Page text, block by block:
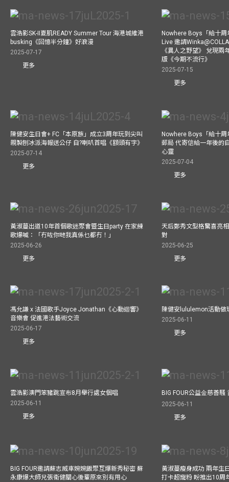
雲浩影SK-II夏肌READY Summer Tour 海港城維港
busking《回憶半分鐘》好浪漫
2025-07-17
更多
Nowhere Boys「給十
Live 邀請
《異人之野望》 兌現兩
版《今期不流行》
2025-07-15
更多
陳健安生日會+ FC「本原族」成立3周年玩到尖叫
親製刨冰派海報送公仔 自?喇叭首唱《額頭有字》
2025-07-14
更多
Nowhere Boys「給十
郵局 代寄信給一年後的
心靈
2025-07-04
更多
黃淑蔓出道10年首個歌迷聚會暨生日party 在家練
歌爆喊：「冇咗你哋我真係乜都冇！」
2025-06-26
更多
天后鄭秀文型格驚喜亮
對
2025-06-25
更多
馮允謙 x 法國歌手Joyce Jonathan《心動迴響》
音樂會 促進港法藝術交流
2025-06-17
更多
陳健安lululemon活動做
2025-06-11
更多
雲浩影澳門笨豬跳宣布8月舉行處女個唱
2025-06-11
更多
BIG FOUR公益⾦慈善
2025-06-11
更多
BIG FOUR邀請蘇志威車婉婉飯聚互爆新秀秘密 蘇
永康爆大師兄張衞健關心後輩原來別有用心
黃淑蔓瘦身成功 兩年生
打卡超寵粉 盼推出10周